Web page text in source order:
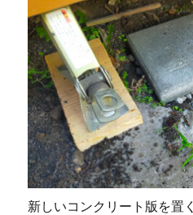
新しいコンクリート版を置く